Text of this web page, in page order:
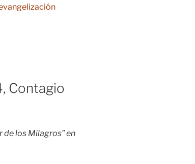
Contagio
de los Milagros” en